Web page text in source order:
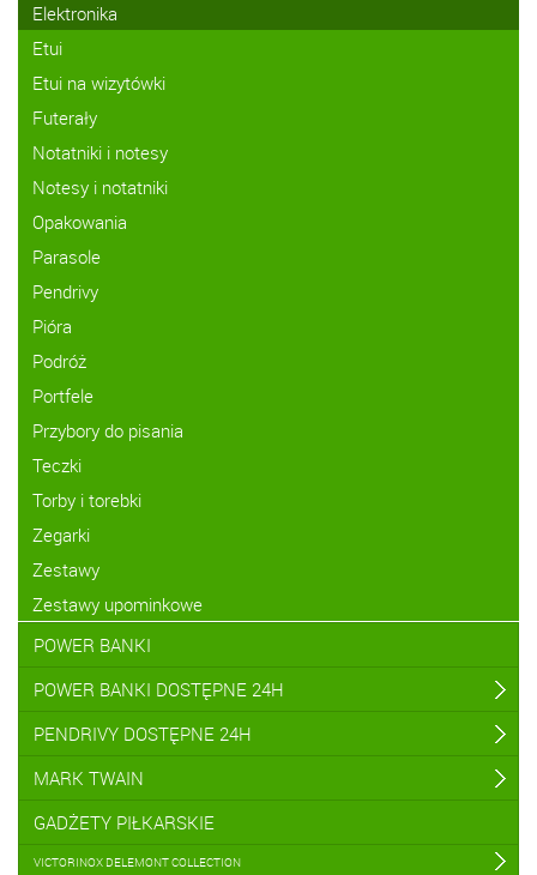
Elektronika
Etui
Etui na wizytówki
Futerały
Notatniki i notesy
Notesy i notatniki
Opakowania
Parasole
Pendrivy
Pióra
Podróż
Portfele
Przybory do pisania
Teczki
Torby i torebki
Zegarki
Zestawy
Zestawy upominkowe
POWER BANKI
POWER BANKI DOSTĘPNE 24H
PENDRIVY DOSTĘPNE 24H
MARK TWAIN
GADŻETY PIŁKARSKIE
VICTORINOX DELEMONT COLLECTION